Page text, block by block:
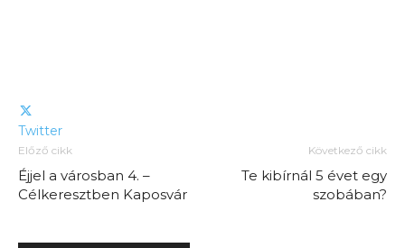
Twitter
Előző cikk
Éjjel a városban 4. –
Célkeresztben Kaposvár
Következő cikk
Te kibírnál 5 évet egy
szobában?